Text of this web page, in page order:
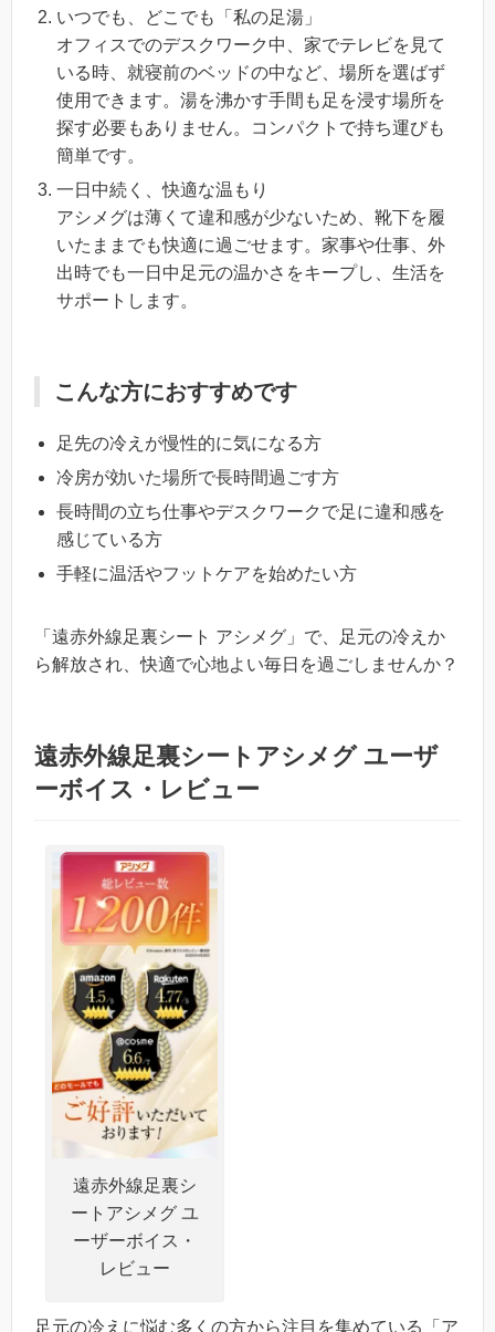
いつでも、どこでも「私の足湯」
オフィスでのデスクワーク中、家でテレビを見て
いる時、就寝前のベッドの中など、場所を選ばず
使用できます。湯を沸かす手間も足を浸す場所を
探す必要もありません。コンパクトで持ち運びも
簡単です。
一日中続く、快適な温もり
アシメグは薄くて違和感が少ないため、靴下を履
いたままでも快適に過ごせます。家事や仕事、外
出時でも一日中足元の温かさをキープし、生活を
サポートします。
こんな方におすすめです
足先の冷えが慢性的に気になる方
冷房が効いた場所で長時間過ごす方
長時間の立ち仕事やデスクワークで足に違和感を
感じている方
手軽に温活やフットケアを始めたい方
「遠赤外線足裏シート アシメグ」で、足元の冷えか
ら解放され、快適で心地よい毎日を過ごしませんか？
遠赤外線足裏シートアシメグ ユーザ
ーボイス・レビュー
遠赤外線足裏シ
ートアシメグ ユ
ーザーボイス・
レビュー
足元の冷えに悩む多くの方から注目を集めている「ア